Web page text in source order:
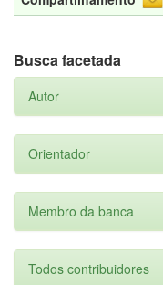
Busca facetada
Autor
Orientador
Membro da banca
Todos contribuidores